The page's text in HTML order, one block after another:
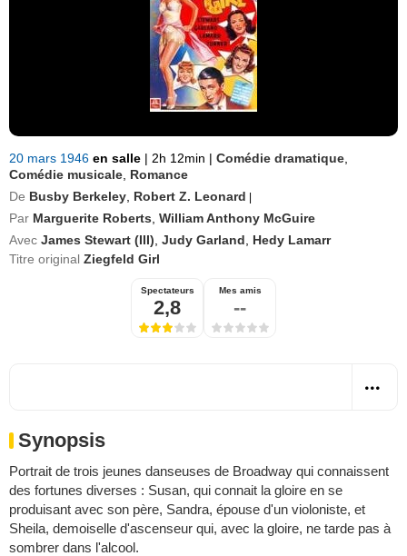
20 mars 1946 en salle | 2h 12min | Comédie dramatique
Comédie musicale Romance
De Busby Berkeley Robert Z. Leonard
Par Marguerite Roberts William Anthony McGuire
Avec James Stewart (III) Judy Garland
Hedy Lamarr
Titre original Ziegfeld Girl
Spectateurs
2,8
Mes amis
--
Synopsis
Portrait de trois jeunes danseuses de Broadway qui connaissent
des fortunes diverses : Susan, qui connait la gloire en se
produisant avec son père, Sandra, épouse d'un violoniste, et
Sheila, demoiselle d'ascenseur qui, avec la gloire, ne tarde pas à
sombrer dans l'alcool.